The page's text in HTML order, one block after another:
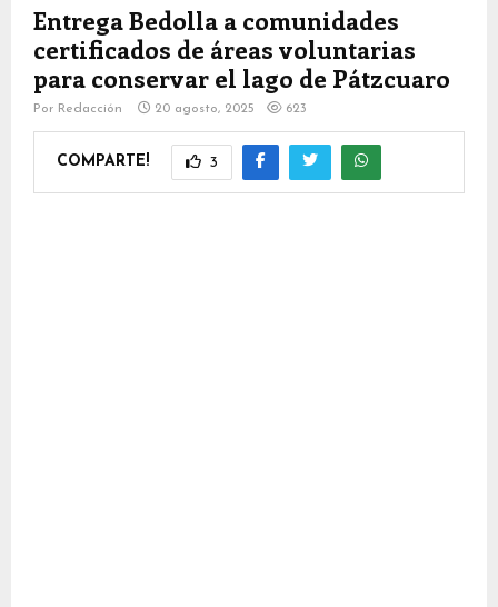
Entrega Bedolla a comunidades
certificados de áreas voluntarias
para conservar el lago de Pátzcuaro
Por Redacción 20 agosto, 2025 623
COMPARTE! 3